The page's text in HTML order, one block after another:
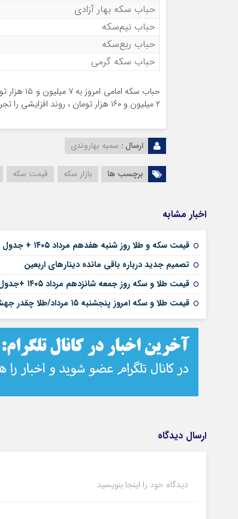
حباب سکه بهار آزادی
حباب نیم‌سکه
حباب ربع‌سکه
حباب سکه گرمی
حباب سکه
۲ میلیون و ۱۶۰ هزار تومان ، روند افزایشی را تجربه کرد. حباب نیم‌سکه امروز ۷ میلیون و ۵۰۰ هزارتومان اعلام شد.
ارسال : سمیه بهاروندی
برچسب ها بازار سکه قیمت سکه
اخبار مشابه
قیمت سکه و طلا روز شنبه هفدهم مرداد ۱۴۰۵ + جدول
تصمیم جدید درباره باقی مانده دینارهای اربعین
قیمت طلا و سکه روز جمعه شانزدهم مرداد ۱۴۰۵ +جدول
قیمت طلا و سکه امروز پنجشنبه ۱۵ مرداد/طلا چقدر جهش کرد؟/ جدول قیمت ها
ارسال دیدگاه
دیدگاه خود را اینجا بنویسید